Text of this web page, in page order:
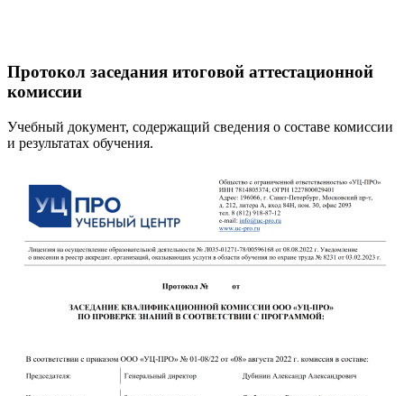
Протокол заседания итоговой аттестационной
комиссии
Учебный документ, содержащий сведения о составе комиссии
и результатах обучения.